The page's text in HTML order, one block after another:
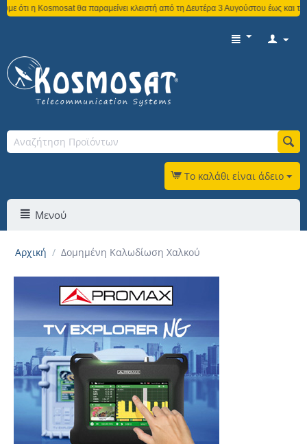
θα παραμείνει κλειστή από τη Δευτέρα 3 Αυγούστου έως και την Παρασκευή 21
Το καλάθι είναι άδειο
Μενού
Αρχική / Δομημένη Καλωδίωση Χαλκού